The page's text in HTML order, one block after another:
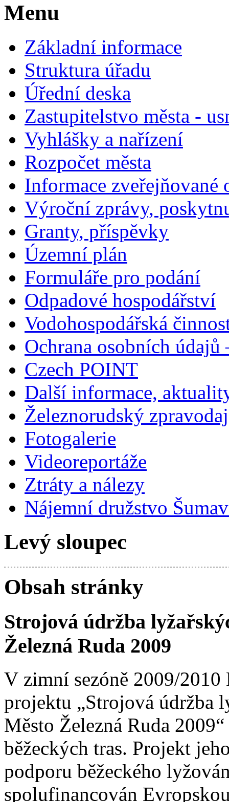
Menu
Základní informace
Struktura úřadu
Úřední deska
Zastupitelstvo města -
Vyhlášky a nařízení
Rozpočet města
Informace zveřejňované
Výroční zprávy,
Granty, příspěvky
Územní plán
Formuláře pro podání
Odpadové hospodářství
Vodohospodářská
Ochrana osobních údajů
Czech POINT
Další informace,
Železnorudský zpravodaj
Fotogalerie
Videoreportáže
Ztráty a nálezy
Nájemní družstvo
Levý sloupec
Obsah stránky
Strojová údržba
Železná Ruda 2009
V zimní sezóně 2009/2010
projektu „Strojová údržba
Město Železná Ruda
běžeckých tras. Projekt
podporu běžeckého
spolufinancován